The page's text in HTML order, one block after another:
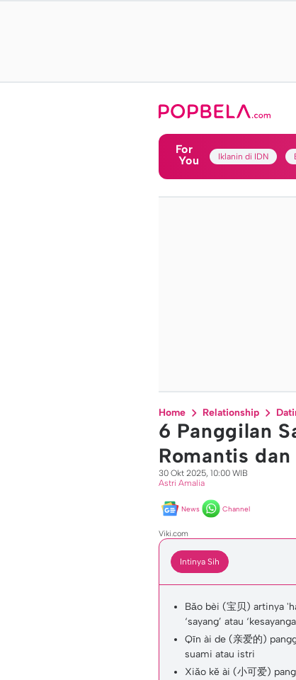
For
You
Iklanin di IDN
Home Relationship
6 Panggilan
Romantis
30 Okt 2025, 10:00 WIB
Astri Amalia
News Channel
Viki.com
Intinya Sih
Bǎo bèi (宝贝) artinya
‘sayang’ atau
Qīn ài de (亲爱的)
suami atau istri
Xiǎo kě ài (小可爱)